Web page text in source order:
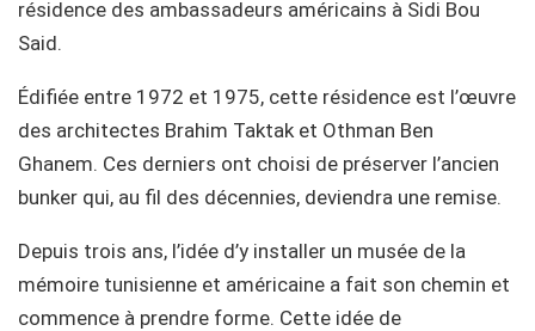
résidence des ambassadeurs américains à Sidi Bou
Said.
Édifiée entre 1972 et 1975, cette résidence est l’œuvre
des architectes Brahim Taktak et Othman Ben
Ghanem. Ces derniers ont choisi de préserver l’ancien
bunker qui, au fil des décennies, deviendra une remise.
Depuis trois ans, l’idée d’y installer un musée de la
mémoire tunisienne et américaine a fait son chemin et
commence à prendre forme. Cette idée de